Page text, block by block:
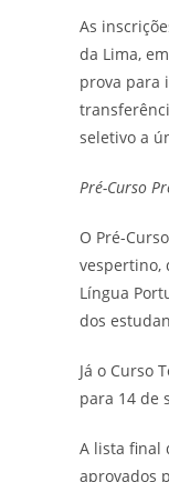
As
da Lima,
prova para
seletivo a
Pré-Curso
O Pré-
vespertino,
Língua
dos
Já o Curso
para 14 de
A lista final
aprovados